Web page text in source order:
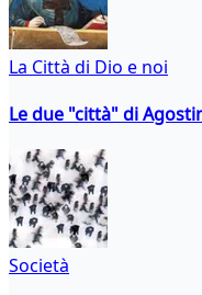
La Città di Dio e noi
Le due "città" di
Società